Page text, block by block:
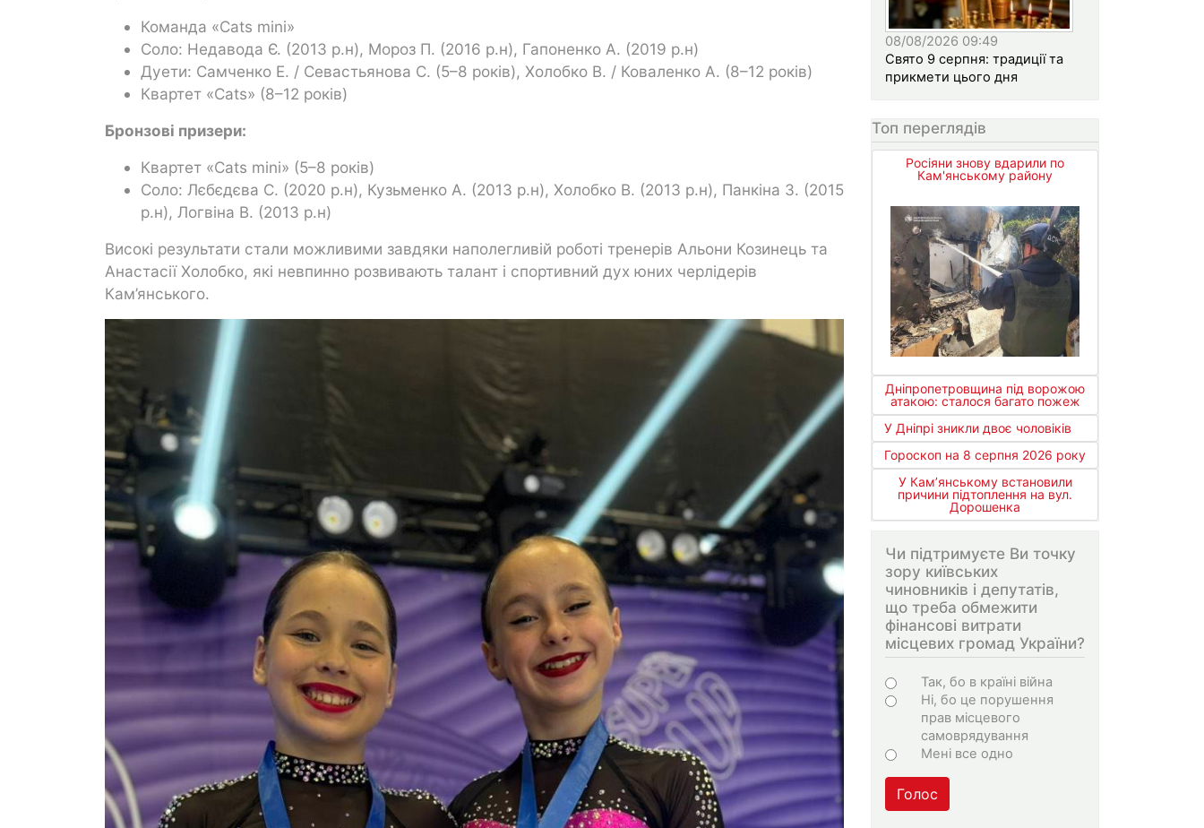
Команда «Cats mini»
Соло: Недавода Є. (2013 р.н), Мороз П. (2016 р.н), Гапоненко А. (2019 р.н)
Дуети: Самченко Е. / Севастьянова С. (5–8 років), Холобко В. / Коваленко А. (8–12 років)
Квартет «Cats» (8–12 років)
Бронзові призери:
Квартет «Cats mini» (5–8 років)
Соло: Лєбєдєва С. (2020 р.н), Кузьменко А. (2013 р.н), Холобко В. (2013 р.н), Панкіна З. (2015
р.н), Логвіна В. (2013 р.н)
Високі результати стали можливими завдяки наполегливій роботі тренерів Альони Козинець та
Анастасії Холобко, які невпинно розвивають талант і спортивний дух юних черлідерів
Кам’янського.
08/08/2026 09:49
Свято 9 серпня: традиції та
прикмети цього дня
Топ переглядів
Росіяни знову вдарили по
Кам'янському району
Дніпропетровщина під ворожою
атакою: сталося багато пожеж
У Дніпрі зникли двоє чоловіків
Гороскоп на 8 серпня 2026 року
У Кам’янському встановили
причини підтоплення на вул.
Дорошенка
Чи підтримуєте Ви точку
зору київських
чиновників і депутатів,
що треба обмежити
фінансові витрати
місцевих громад України?
Варіанти
Так, бо в країні війна
Ні, бо це порушення
прав місцевого
самоврядування
Мені все одно
Голос